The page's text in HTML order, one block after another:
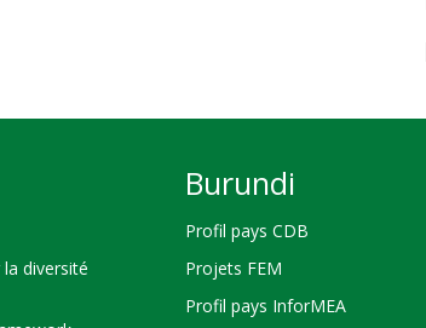
diversité
Burundi
Profil pays CDB
Projets FEM
Profil pays InforMEA